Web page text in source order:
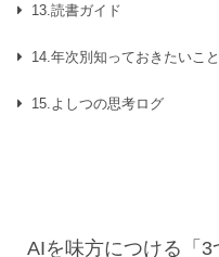
13.読書ガイド
14.年次別知っておきたいこと
15.よしつの思考ログ
AIを味方につける「